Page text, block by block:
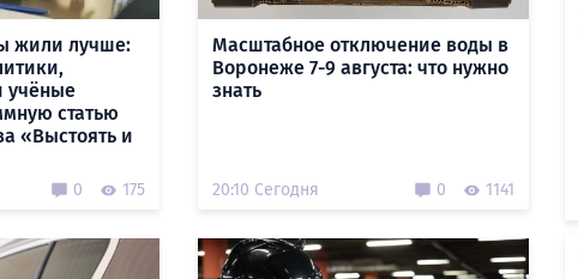
жили лучше:
учёные
статью
«Выстоять и
0 175
Масштабное отключение воды в
Воронеже 7-9 августа: что нужно
знать
20:10 Сегодня 0 1141